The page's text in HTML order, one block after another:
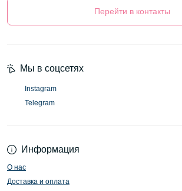
Перейти в контакты
Информация
О нас
Доставка и оплата
Мы в соцсетях
Instagram
Telegram